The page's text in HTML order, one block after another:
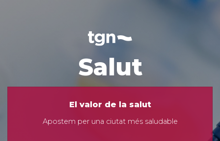
Salut
El valor de la salut
Apostem per una ciutat més saludable